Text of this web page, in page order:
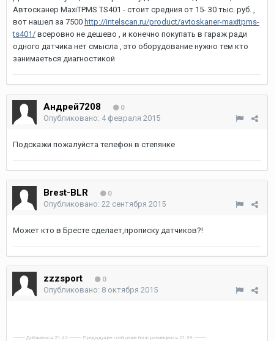
Автосканер MaxiTPMS TS401 - стоит средния от 15- 30 тыс. руб. ,
вот нашел за 7500 http://intelscan.ru/product/avtoskaner-maxitpms-
ts401/ всеровно не дешево , и конечно покупать в гараж ради
одного датчика нет смысла , это оборудование нужно тем кто
занимаеться диагностикой
Андрей7208 0
Опубликовано: 4 февраля 2015
Подскажи пожалуйста телефон в степянке
Brest-BLR 0
Опубликовано: 22 сентября 2015
Может кто в Бресте сделает,прописку датчиков?!
zzzsport 0
Опубликовано: 8 октября 2015
---------- Добавлено в 21:42 ---------- Предыдущее сообщение было размещено в 21:39 ----------